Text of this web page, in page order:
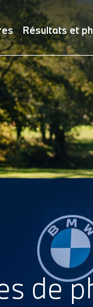
Résultats et
de